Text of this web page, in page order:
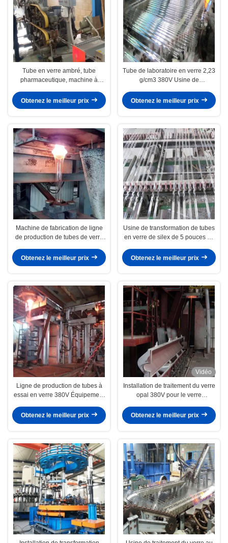
Tube en verre ambré, tube
pharmaceutique, machine à
transformation du verre
Obtenez le meilleur prix
Tube de laboratoire en verre 2,23
g/cm3 380V Usine de
usage en laboratoire
Obtenez le meilleur prix
Machine de fabrication de ligne
de production de tubes de verre
Obtenez le meilleur prix
Usine de transformation de tubes
en verre de silex de 5 pouces de
de tubes
Obtenez le meilleur prix
Ligne de production de tubes à
essai en verre 380V Équipement
verre
Obtenez le meilleur prix
Vidéo
Installation de traitement du verre
opal 380V pour le verre
Obtenez le meilleur prix